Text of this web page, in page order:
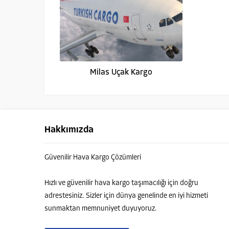
Milas Uçak Kargo
Hakkımızda
Güvenilir Hava Kargo Çözümleri
Hızlı ve güvenilir hava kargo taşımacılığı için doğru
adrestesiniz. Sizler için dünya genelinde en iyi hizmeti
sunmaktan memnuniyet duyuyoruz.